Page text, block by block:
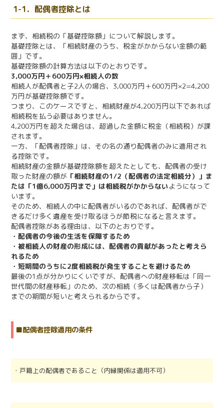
1-1．配偶者控除とは
まず、相続税の「基礎控除額」について解説します。
基礎控除とは、「相続財産のうち、税金がかからない金額の範
囲」です。
基礎控除額の計算方法は以下のとおりです。
3,000万円＋600万円×相続人の数
相続人が配偶者と子2人の場合、3,000万円＋600万円×2=4,200
万円が基礎控除額です。
つまり、このケースですと、相続財産が4,200万円以下であれば
相続税を払う必要はありません。
4,200万円を超えた場合は、超過した金額に税金（相続税）が課
されます。
一方、「配偶者控除」は、その名の通り配偶者のみに適用され
る控除です。
相続財産の金額が基礎控除額を超えたとしても、配偶者の受け
取った財産の額が 「相続財産の1/2（配偶者の法定相続分）」ま
たは「1億6,000万円まで」は相続税がかからない ようになって
います。
そのため、相続人の中に配偶者がいるのであれば、配偶者がで
きるだけ多く遺産を受け取るほうが節税になると言えます。
配偶者控除がある理由は、以下のとおりです。
・配偶者の今後の生活を保障するため
・被相続人の財産の形成には、配偶者の貢献があったと考えら
れるため
・短期間のうちに2度相続税が発生することを避けるため
最後の1点が分かりにくいですが、配偶者への財産移転は「同一
世代間の財産移転」のため、次の相続（多くは配偶者から子）
までの期間が短いと考えられるからです。
■配偶者控除適用の条件
・戸籍上の配偶者であること（内縁関係は適用不可）